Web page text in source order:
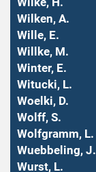
Wilken, A.
Wille, E.
Willke, M.
Winter, E.
Witucki, L.
Woelki, D.
Wolff, S.
Wolfgramm, L.
Wuebbeling, J.
Wurst, L.